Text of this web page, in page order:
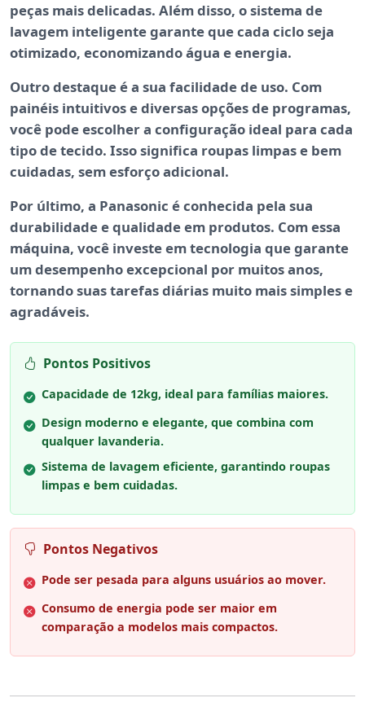
peças mais delicadas. Além disso, o sistema de
lavagem inteligentegarante que cada ciclo seja
otimizado, economizando água e energia.
Outro destaque é a sua facilidade de uso. Com
painéis intuitivos e diversas opções de programas,
você pode escolher a configuração ideal para cada
tipo de tecido. Isso significa roupas limpas e bem
cuidadas, sem esforço adicional.
Por último, a Panasonic é conhecida pela sua
durabilidade e qualidade em produtos. Com essa
máquina, você investe em tecnologia que garante
um desempenho excepcional por muitos anos,
tornando suas tarefas diárias muito mais simples e
agradáveis.
Pontos Positivos
Capacidade de 12kg, ideal para famílias maiores.
Design moderno e elegante, que combina com
qualquer lavanderia.
Sistema de lavagem eficiente, garantindo roupas
limpas e bem cuidadas.
Pontos Negativos
Pode ser pesada para alguns usuários ao mover.
Consumo de energia pode ser maior em
comparação a modelos mais compactos.